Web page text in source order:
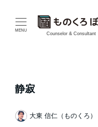
MENU
Counselor & Consultant
静寂
著
大東 信仁（ものくろ）